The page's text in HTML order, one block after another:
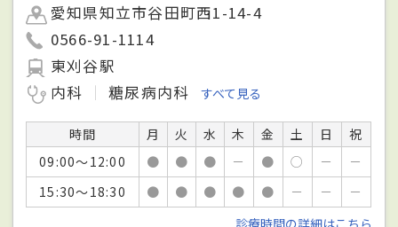
愛知県知立市谷田町西1-14-4
0566-91-1114
東刈谷駅
内科
糖尿病内科 すべて見る
時間 月 火 水 木 金 土 日
祝
09:00～12:00
● ● ● － ● ○ －
－
15:30～18:30
● ● ● ● ● － －
－
診療時間の詳細はこちら